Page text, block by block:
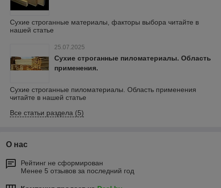
Сухие строганные материалы, факторы выбора читайте в
нашей статье
25.07.2025
Сухие строганные пиломатериалы. Область
применения.
Сухие строганные пиломатериалы. Область применения
читайте в нашей статье
Все статьи раздела (5)
О нас
Рейтинг не сформирован
Менее 5 отзывов за последний год